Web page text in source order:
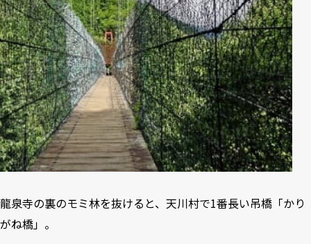
龍泉寺の裏のモミ林を抜けると、天川村で1番長い吊橋「かり
がね橋」。